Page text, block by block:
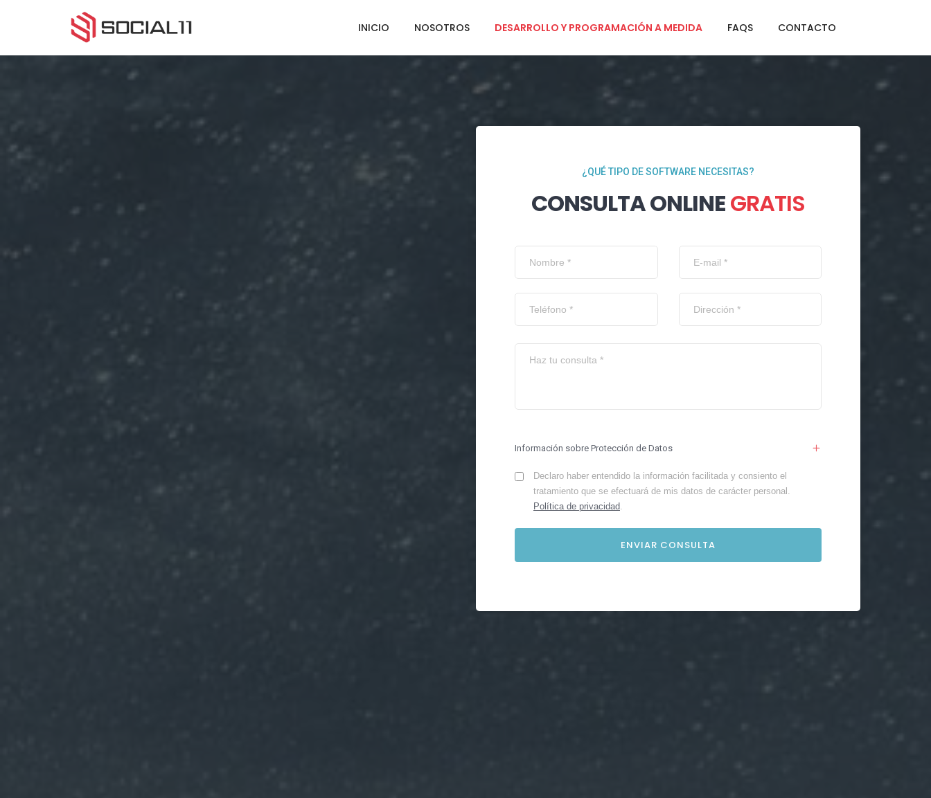
INICIO NOSOTROS DESARROLLO Y PROGRAMACIÓN A MEDIDA FAQS CONTACTO
¿QUÉ TIPO DE SOFTWARE NECESITAS?
CONSULTA ONLINEGRATIS
Información sobre Protección de Datos
Declaro haber entendido la información facilitada y consiento el
tratamiento que se efectuará de mis datos de carácter personal.
Política de privacidad.